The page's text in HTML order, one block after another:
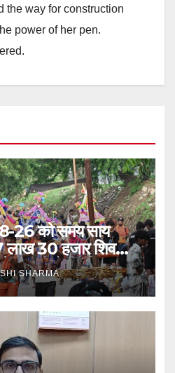
the way for construction
power of her pen.
26 को समय साय
30 हजार शिव
को प्रस्थान कर
SHARMA